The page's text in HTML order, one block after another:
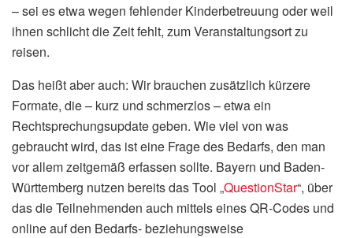
– sei es etwa wegen fehlender Kinderbetreuung oder weil
ihnen schlicht die Zeit fehlt, zum Veranstaltungsort zu
reisen.
Das heißt aber auch: Wir brauchen zusätzlich kürzere
Formate, die – kurz und schmerzlos – etwa ein
Rechtsprechungsupdate geben. Wie viel von was
gebraucht wird, das ist eine Frage des Bedarfs, den man
vor allem zeitgemäß erfassen sollte. Bayern und Baden-
Württemberg nutzen bereits das Tool „QuestionStar“, über
das die Teilnehmenden auch mittels eines QR-Codes und
online auf den Bedarfs- beziehungsweise